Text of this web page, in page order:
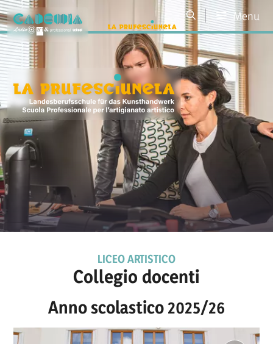
Menu
LICEO ARTISTICO
Collegio docenti
Anno scolastico 2025/26